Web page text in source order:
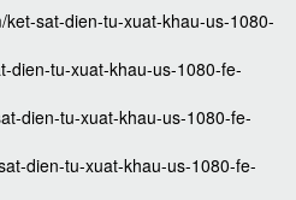
ket-sat-dien-tu-xuat-khau-us-1080-
dien-tu-xuat-khau-us-1080-fe-
dien-tu-xuat-khau-us-1080-fe-
dien-tu-xuat-khau-us-1080-fe-